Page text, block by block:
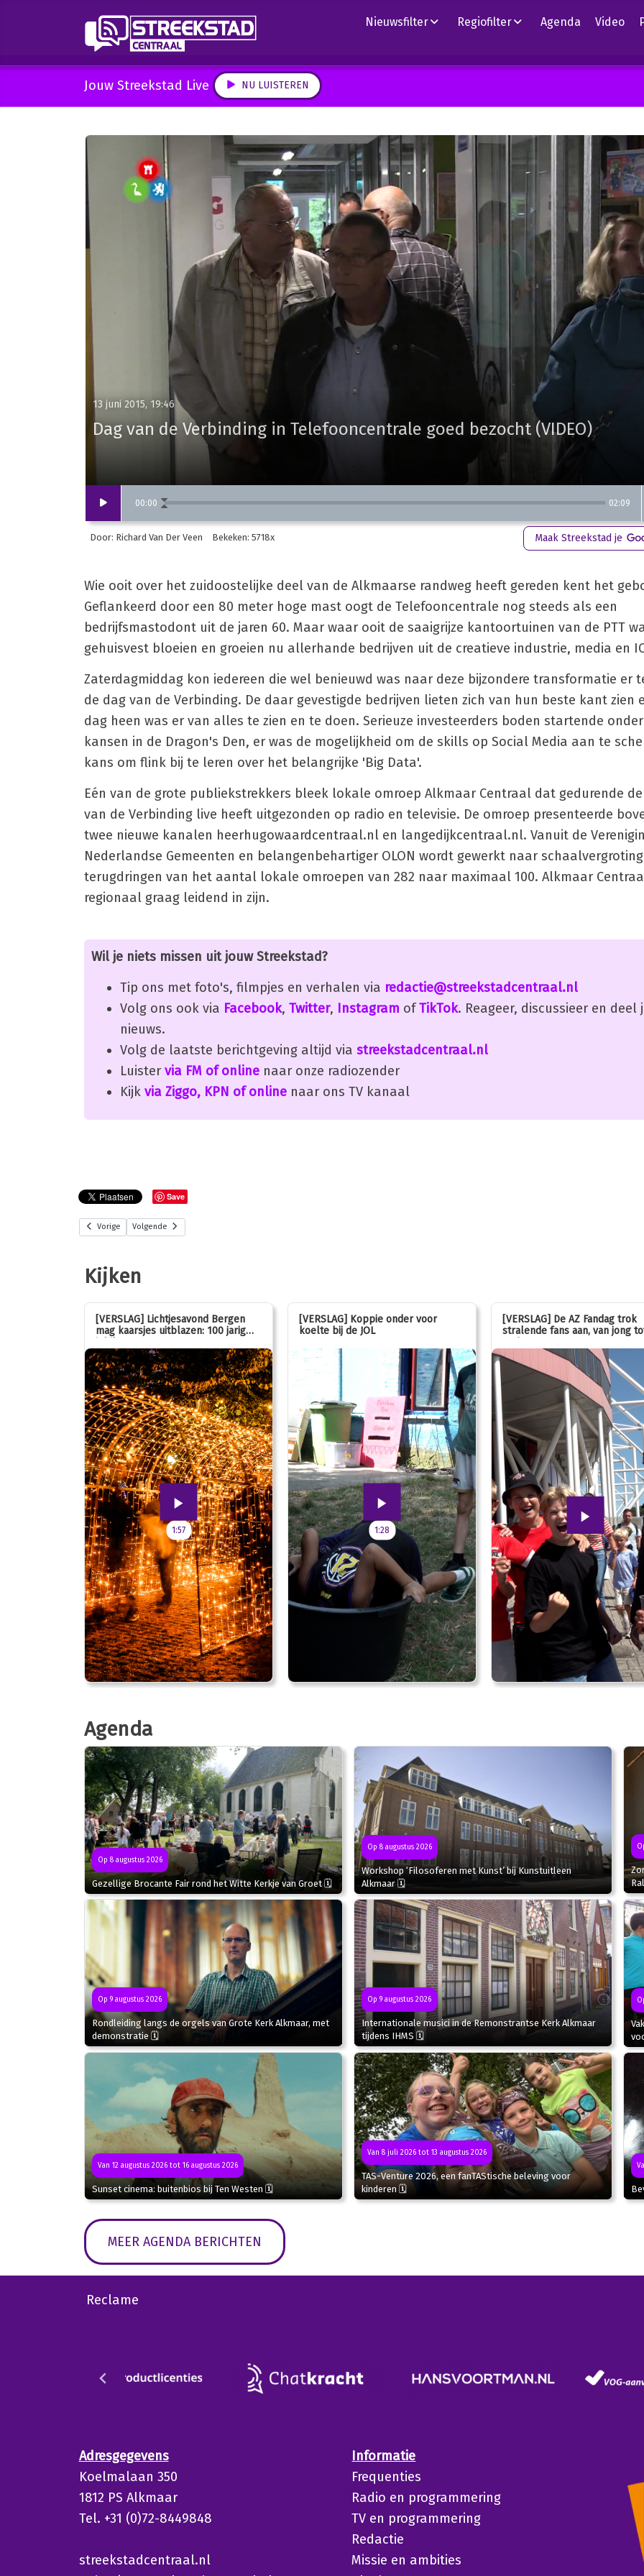
Nieuwsfilter Regiofilter Agenda Video
Jouw Streekstad Live NU LUISTEREN
00:00 02:09
13 juni 2015, 19:46
Dag van de Verbinding in Telefooncentrale goed bezocht (VIDEO)
Door: Richard Van Der Veen Bekeken: 5718x Maak Streekstad je
Wie ooit over het zuidoostelijke deel van de Alkmaarse randweg heeft gereden kent het
Geflankeerd door een 80 meter hoge mast oogt de Telefooncentrale nog steeds als een
bedrijfsmastodont uit de jaren 60. Maar waar ooit de saaigrijze kantoortuinen van de PTT
gehuisvest bloeien en groeien nu allerhande bedrijven uit de creatieve industrie, media en
Zaterdagmiddag kon iedereen die wel benieuwd was naar deze bijzondere transformatie er
de dag van de Verbinding. De daar gevestigde bedrijven lieten zich van hun beste kant zien
dag heen was er van alles te zien en te doen. Serieuze investeerders boden startende
kansen in de Dragon's Den, er was de mogelijkheid om de skills op Social Media aan te
kans om flink bij te leren over het belangrijke 'Big Data'.
Eén van de grote publiekstrekkers bleek lokale omroep Alkmaar Centraal dat gedurende
van de Verbinding live heeft uitgezonden op radio en televisie. De omroep presenteerde
twee nieuwe kanalen heerhugowaardcentraal.nl en langedijkcentraal.nl. Vanuit de
Nederlandse Gemeenten en belangenbehartiger OLON wordt gewerkt naar
terugdringen van het aantal lokale omroepen van 282 naar maximaal 100. Alkmaar
regionaal graag leidend in zijn.
Wil je niets missen uit jouw Streekstad?
Tip ons met foto's, filmpjes en verhalen via redactie@streekstadcentraal.nl
Volg ons ook via Facebook, Twitter, Instagram ofTikTok. Reageer, discussieer en deel
nieuws.
Volg de laatste berichtgeving altijd via streekstadcentraal.nl
Luister via FM of online naar onze radiozender
Kijk via Ziggo, KPN of online naar ons TV kanaal
Save
Vorige Volgende
Kijken
[VERSLAG] Lichtjesavond Bergen
mag kaarsjes uitblazen: 100 jarig
1:57
[VERSLAG] Koppie onder voor
koelte bij de JOL
1:28
[VERSLAG] De AZ Fandag trok
stralende fans aan, van jong
Agenda
Op 8 augustus 2026
Gezellige Brocante Fair rond het Witte Kerkje van Groet 🗓
Op 8 augustus 2026
Workshop ‘Filosoferen met Kunst’ bij Kunstuitleen
Alkmaar 🗓
Op 9 augustus 2026
Rondleiding langs de orgels van Grote Kerk Alkmaar, met
demonstratie 🗓
Op 9 augustus 2026
Internationale musici in de Remonstrantse Kerk Alkmaar
tijdens IHMS 🗓
Van 12 augustus 2026 tot 16 augustus 2026
Sunset cinema: buitenbios bij Ten Westen 🗓
Van 8 juli 2026 tot 13 augustus 2026
TAS-Venture 2026, een fanTAStische beleving voor
kinderen 🗓
MEER AGENDA BERICHTEN
Reclame
Adresgegevens
Koelmalaan 350
1812 PS Alkmaar
Tel. +31 (0)72-8449848
streekstadcentraal.nl
Informatie
Frequenties
Radio en programmering
TV en programmering
Redactie
Missie en ambities